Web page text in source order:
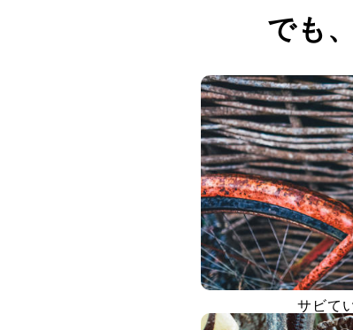
でも、
サビて